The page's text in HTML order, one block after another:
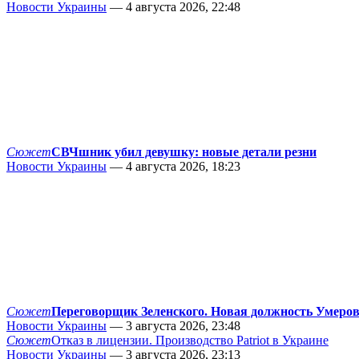
Новости Украины — 4 августа 2026, 22:48
СюжетСВЧшник убил девушку: новые детали резни
Новости Украины — 4 августа 2026, 18:23
СюжетПереговорщик Зеленского. Новая должность
Новости Украины — 3 августа 2026, 23:48
СюжетОтказ в лицензии. Производство Patriot в Украине
Новости Украины — 3 августа 2026, 23:13